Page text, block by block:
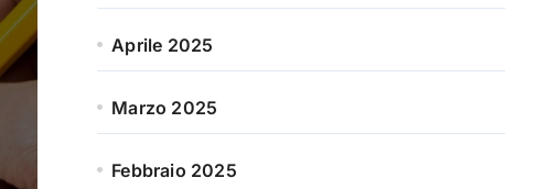
Aprile 2025
Marzo 2025
Febbraio 2025